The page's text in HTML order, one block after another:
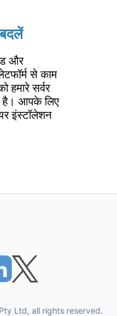
और
से काम
हमारे सर्वर
है। आपके लिए
इंस्टॉलेशन
Ltd, all rights reserved.